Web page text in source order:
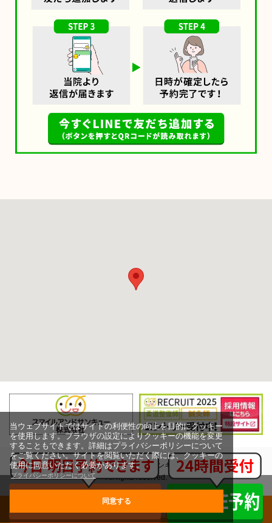
当ウェブサイトではサイトの利便性の向上を目的にクッキー
を使用します。ブラウザの設定によりクッキーの機能を変更
することもできます。詳細はプライバシーポリシーについて
をご覧ください。サイトを閲覧いただく際には、クッキーの
使用に同意いただく必要があります。
プライバシーポリシーについて
同意する
Copyright (c) スマイルアンドサンキュー株式会社,
All rights reserved.
グループ治療院一覧